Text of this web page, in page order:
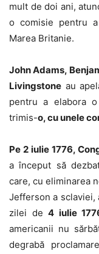
mult de doi ani,
o comisie pentru
Marea Britanie.
John Adams,
Livingstone au
pentru a elabora
trimis-o, cu unele
Pe 2 iulie 1776,
a început să
care, cu eliminarea
Jefferson a sclaviei,
zilei de 4 iulie
americanii nu
degrabă